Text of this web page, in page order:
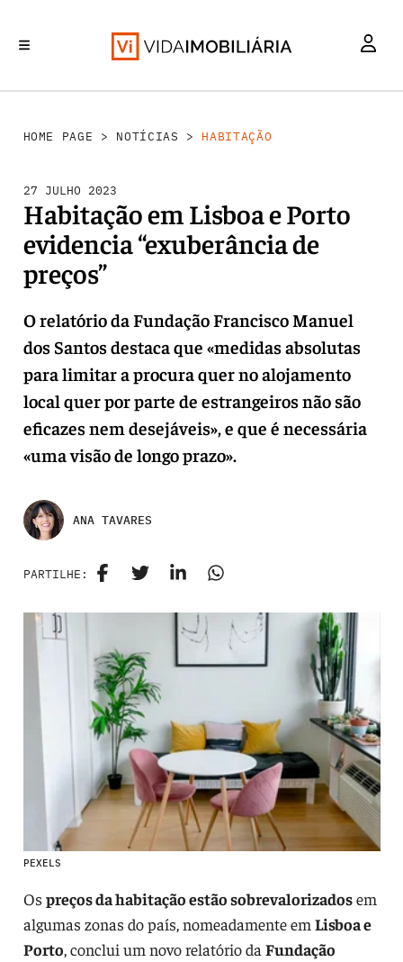
HOME PAGE > NOTÍCIAS > HABITAÇÃO
27 JULHO 2023
Habitação em Lisboa e Porto
evidencia “exuberância de
preços”
O relatório da Fundação Francisco Manuel
dos Santos destaca que «medidas absolutas
para limitar a procura quer no alojamento
local quer por parte de estrangeiros não são
eficazes nem desejáveis», e que é necessária
«uma visão de longo prazo».
ANA TAVARES
PARTILHE:
PEXELS
Os preços da habitação estão sobrevalorizadosem
algumas zonas do país, nomeadamente em Lisboa e
Porto, conclui um novo relatório da Fundação